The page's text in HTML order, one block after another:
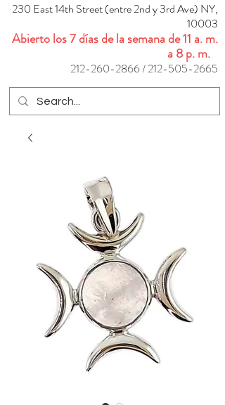
230 East 14th Street (entre 2nd y 3rd Ave) NY,
10003
Abierto los 7 días de la semana de 11 a. m.
a 8 p. m.
212-260-2866/212-505-2665